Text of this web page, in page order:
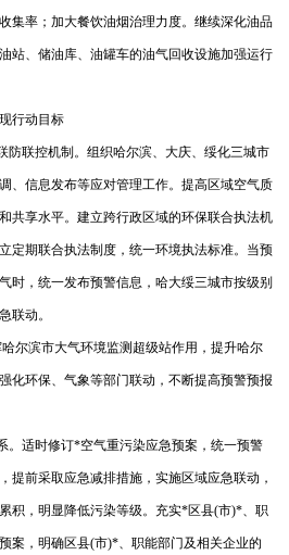
集率；加大餐饮油烟治理力度。继续深化油品
站、储油库、油罐车的油气回收设施加强运行
行动目标
防联控机制。组织哈尔滨、大庆、绥化三城市
、信息发布等应对管理工作。提高区域空气质
共享水平。建立跨行政区域的环保联合执法机
定期联合执法制度，统一环境执法标准。当预
时，统一发布预警信息，哈大绥三城市按级别
联动。
尔滨市大气环境监测超级站作用，提升哈尔
化环保、气象等部门联动，不断提高预警预报
。适时修订*空气重污染应急预案，统一预警
提前采取应急减排措施，实施区域应急联动，
积，明显降低污染等级。充实*区县(市)*、职
案，明确区县(市)*、职能部门及相关企业的